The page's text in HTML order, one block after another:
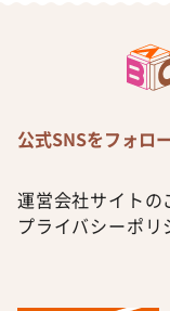
公式SNSをフォロ
運営会社サイトの
プライバシーポリ